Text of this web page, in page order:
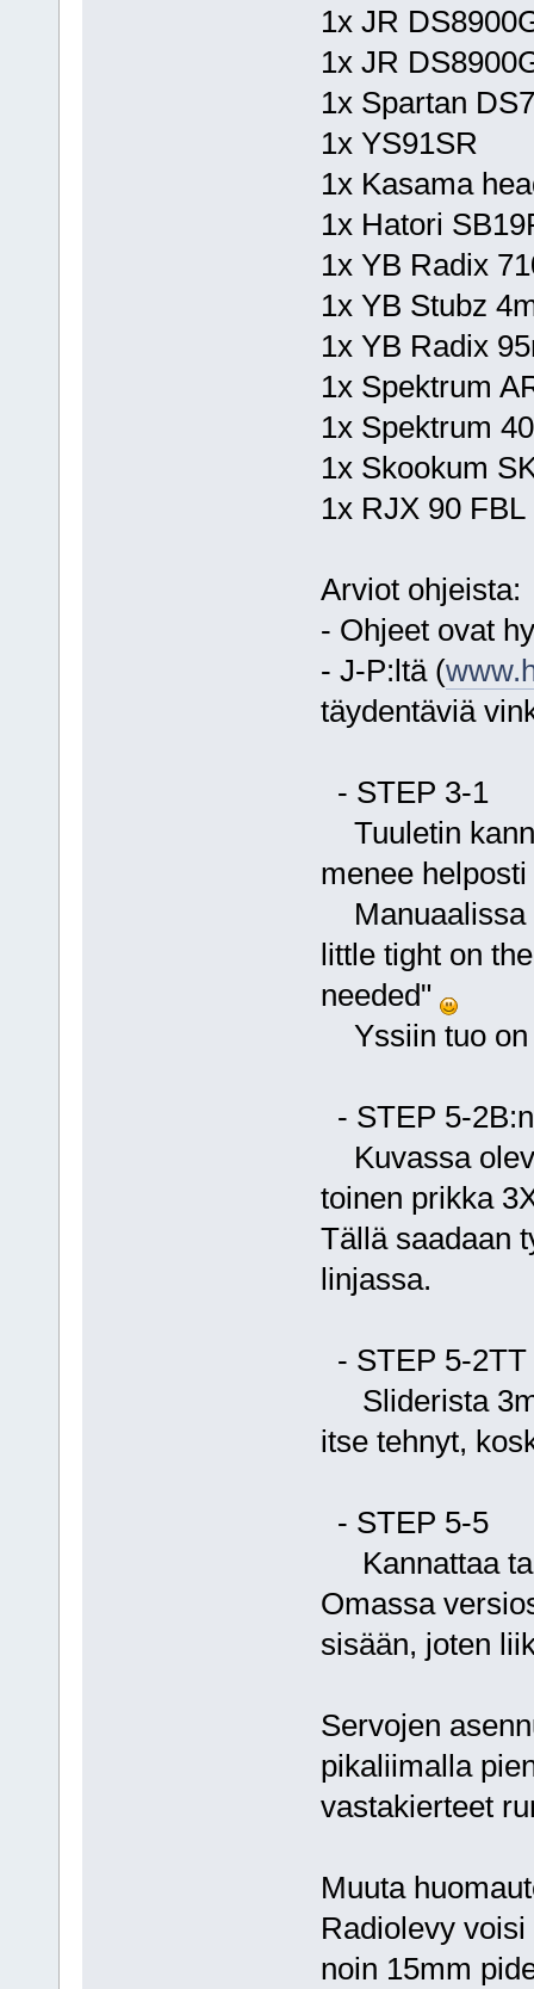
1x JR
1x JR
1x Spartan
1x YS91SR
1x Kasama
1x Hatori
1x YB Radix
1x YB Stubz
1x YB Radix
1x Spektrum
1x Spektrum
1x Skookum
1x RJX 90 FBL
Arviot ohjeista:
- Ohjeet ovat
- J-P:ltä (
täydentäviä
- STEP 3-1
Tuuletin
menee
Manuaalissa
little tight on
needed"
Yssiin tuo on
- STEP 5-2B:n
Kuvassa
toinen prikka
Tällä saadaan
linjassa.
- STEP 5-2TT
Sliderista
itse tehnyt,
- STEP 5-5
Kannattaa
Omassa
sisään, joten
Servojen
pikaliimalla
vastakierteet
Muuta
Radiolevy
noin 15mm